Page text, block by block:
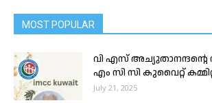
MOST POPULAR
വി എസ് അച്യുതാനന്ദന്റെ
എം സി സി കുവൈറ്റ്
July 21, 2025